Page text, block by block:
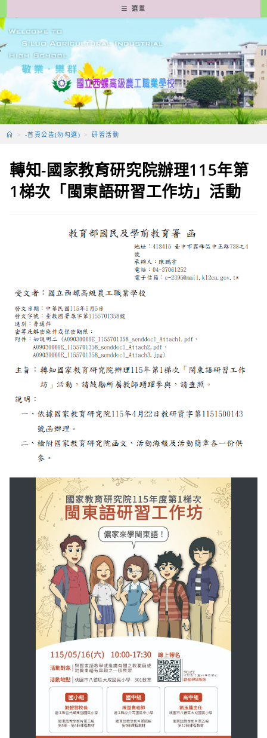
轉
至
要
容
選單
> -首頁公告(勿勾選) > 研習活動
轉知-國家教育研究院辦理115年第
1梯次「閩東語研習工作坊」活動